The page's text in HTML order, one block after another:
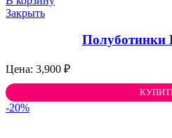
Закрыть
Полуботинки
3,900 ₽
-20%